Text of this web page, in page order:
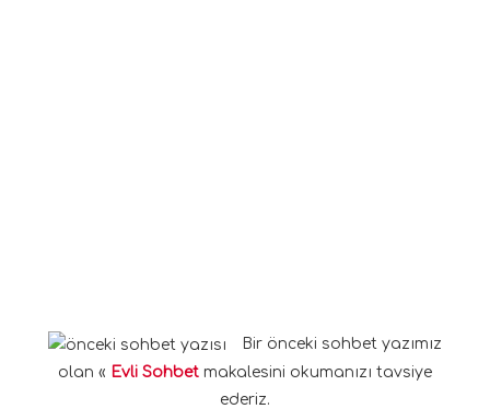
Bir önceki sohbet yazımız
olan « Evli Sohbet makalesini okumanızı tavsiye
ederiz.